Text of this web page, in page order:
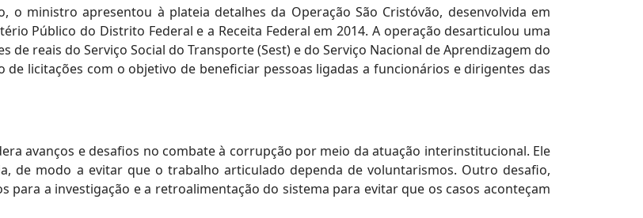
ministro apresentou à plateia detalhes da Operação São Cristóvão, desenvolvida em
Público do Distrito Federal e a Receita Federal em 2014. A operação desarticulou uma
reais do Serviço Social do Transporte (Sest) e do Serviço Nacional de Aprendizagem do
de licitações com o objetivo de beneficiar pessoas ligadas a funcionários e dirigentes das
avanços e desafios no combate à corrupção por meio da atuação interinstitucional. Ele
de modo a evitar que o trabalho articulado dependa de voluntarismos. Outro desafio,
para a investigação e a retroalimentação do sistema para evitar que os casos aconteçam